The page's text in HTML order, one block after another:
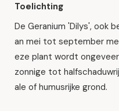
Toelichting
De Geranium 'Dilys', ook
an mei tot september
eze plant wordt
zonnige tot
ale of humusrijke grond.